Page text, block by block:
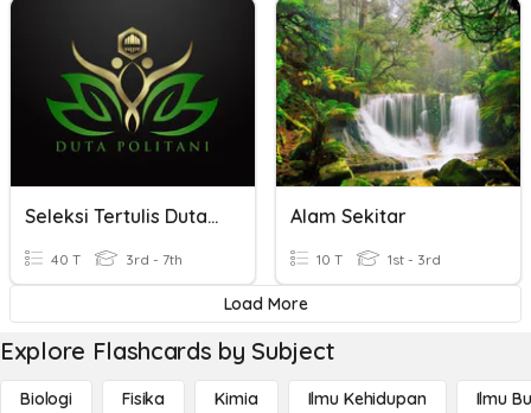
Seleksi Tertulis Duta Kampus
40 T 3rd - 7th
Alam Sekitar
10 T 1st - 3rd
Load More
Explore Flashcards by Subject
Biologi Fisika Kimia Ilmu Kehidupan Ilmu